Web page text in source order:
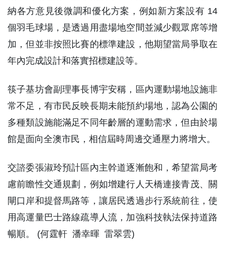
納各方意見後微調和優化方案，例如新方案設有 14
個羽毛球場，是透過用盡場地空間並減少觀眾席等增
加，但並非按照比賽的標準建設，他期望當局爭取在
年內完成設計和落實招標建設等。
筷子基坊會副理事長博宇安稱，區內運動場地設施非
常不足，有市民反映長期未能預約場地，認為公園的
多種類設施能滿足不同年齡層的運動需求，但由於場
館是面向全澳市民，相信屆時周邊交通壓力將增大。
交諮委張淑玲預計區內主幹道逐漸飽和，希望當局考
慮前瞻性交通規劃，例如增建行人天橋連接青茂、關
閘口岸和提督馬路等，讓居民透過步行系統前往，使
用高運量巴士路線疏導人流，加強科技執法保持道路
暢順。 (何霆軒 潘幸暉 雷翠雲)